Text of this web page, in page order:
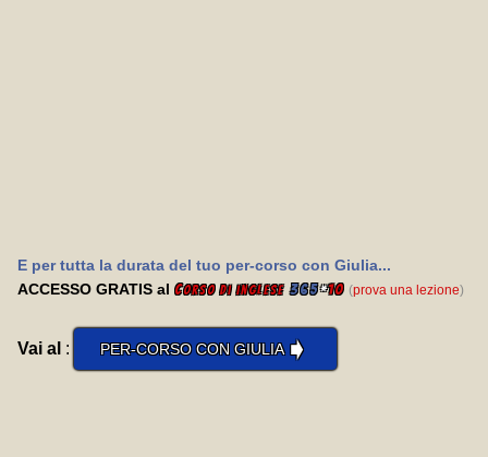
E per tutta la durata del tuo per-corso con Giulia...
ACCESSO GRATIS al Corso di inglese 365*10 (prova una lezione)
Vai al : PER-CORSO CON GIULIA➧